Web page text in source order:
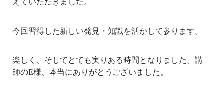
えていただきました。
今回習得した新しい発見・知識を活かして参ります。
楽しく、そしてとても実りある時間となりました。講
師のE様、本当にありがとうございました。